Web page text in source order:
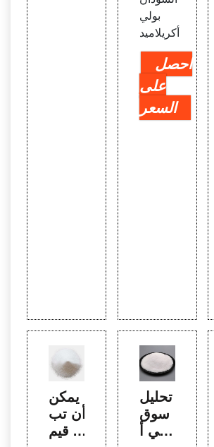
بولي
أكريلاميد
احصل
على
السعر
يمكن
أن تب
لغ قيم
تحليل
سوق
بولي أ